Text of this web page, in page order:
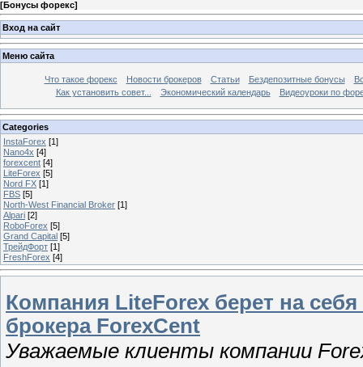
[Бонусы форекс]
Вход на сайт
Меню сайта
Что такое форекс Новости брокеров Статьи Бездепозитные бонусы
Как установить совет...
Экономический календарь Видеоуроки по
Categories
InstaForex [1]
Nano4x [4]
forexcent [4]
LiteForex [5]
Nord FX [1]
FBS [5]
North-West Financial Broker [1]
Alpari [2]
RoboForex [5]
Grand Capital [5]
ТрейдФорт [1]
FreshForex [4]
Компания LiteForex берет на
брокера ForexCent
Уважаемые клиенты компании